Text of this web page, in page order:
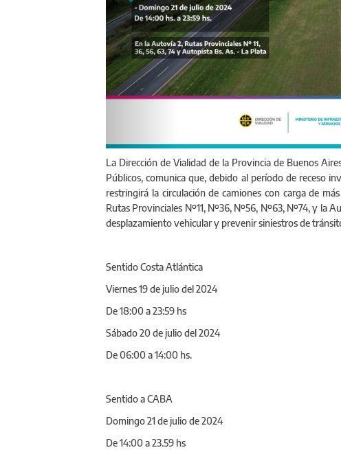
La Dirección de Vialidad de la Provincia de Buenos
Públicos, comunica que, debido al período de receso
restringirá la circulación de camiones con carga de
Rutas Provinciales Nº11, Nº36, Nº56, Nº63, Nº74, y la
desplazamiento vehicular y prevenir siniestros de
Sentido Costa Atlántica
Viernes 19 de julio del 2024
De 18:00 a 23:59 hs
Sábado 20 de julio del 2024
De 06:00 a 14:00 hs.
Sentido a CABA
Domingo 21 de julio de 2024
De 14:00 a 23.59 hs